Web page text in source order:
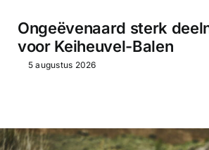
Ongeëvenaard sterk
voor Keiheuvel-Balen
5 augustus 2026